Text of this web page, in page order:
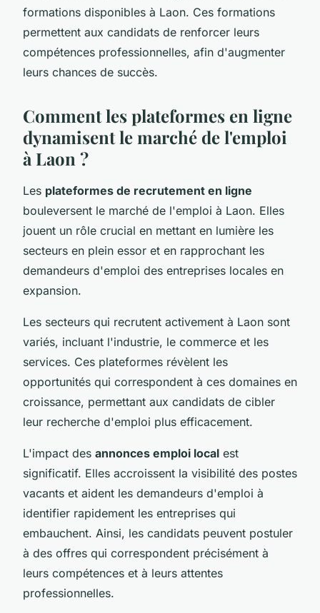
formations disponibles à Laon. Ces formations
permettent aux candidats de renforcer leurs
compétences professionnelles, afin d'augmenter
leurs chances de succès.
Comment les plateformes en ligne
dynamisent le marché de l'emploi
à Laon ?
Les plateformes de recrutement en ligne
bouleversent le marché de l'emploi à Laon. Elles
jouent un rôle crucial en mettant en lumière les
secteurs en plein essor et en rapprochant les
demandeurs d'emploi des entreprises locales en
expansion.
Les secteurs qui recrutent activement à Laon sont
variés, incluant l'industrie, le commerce et les
services. Ces plateformes révèlent les
opportunités qui correspondent à ces domaines en
croissance, permettant aux candidats de cibler
leur recherche d'emploi plus efficacement.
L'impact des annonces emploi local est
significatif. Elles accroissent la visibilité des postes
vacants et aident les demandeurs d'emploi à
identifier rapidement les entreprises qui
embauchent. Ainsi, les candidats peuvent postuler
à des offres qui correspondent précisément à
leurs compétences et à leurs attentes
professionnelles.